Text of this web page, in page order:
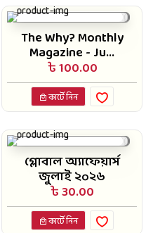
The Why? Monthly
Magazine - Ju...
৳ 100.00
কার্টে নিন
গ্লোবাল অ্যাফেয়ার্স
জুলাই ২০২৬
৳ 30.00
কার্টে নিন